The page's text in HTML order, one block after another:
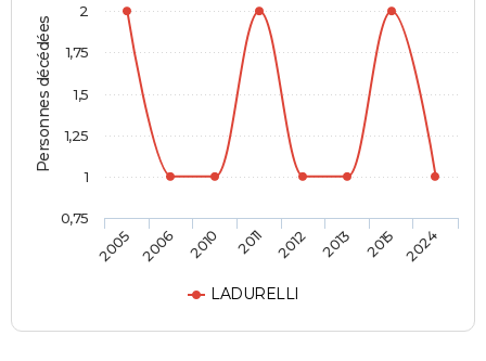
Personnes décédées
LADURELLI
2005 2006 2010 2011 2012 2013 2015 2024
0,75
1
1,25
1,5
1,75
2